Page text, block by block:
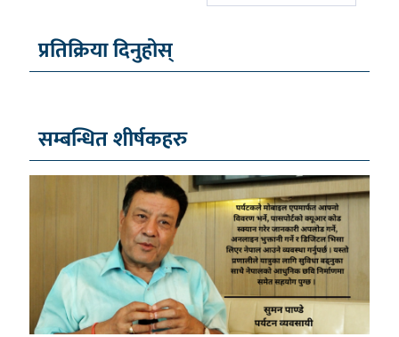
प्रतिक्रिया दिनुहोस्
सम्बन्धित शीर्षकहरु